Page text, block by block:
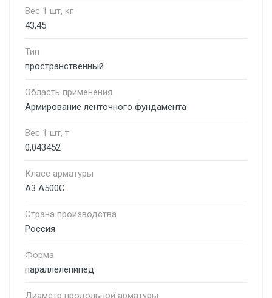
Вес 1 шт, кг
43,45
Тип
пространственный
Область применения
Армирование ленточного фундамента
Вес 1 шт, т
0,043452
Класс арматуры
А3 А500С
Страна производства
Россия
Форма
параллелепипед
Диаметр продольной арматуры